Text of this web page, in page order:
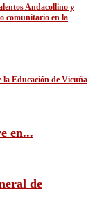
Andacollino y
comunitario en la
la Educación de Vicuña
en...
de